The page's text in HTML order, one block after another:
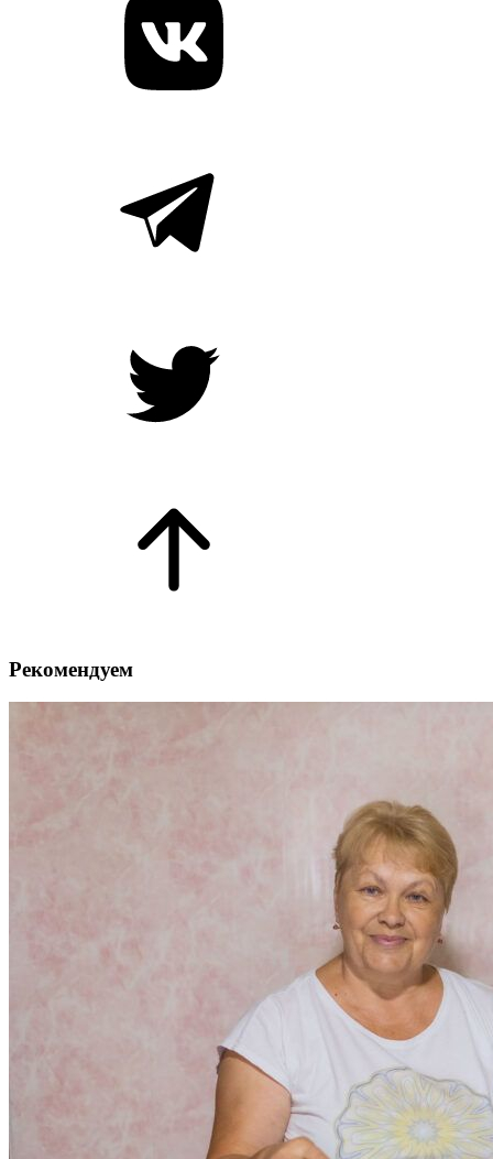
Рекомендуем